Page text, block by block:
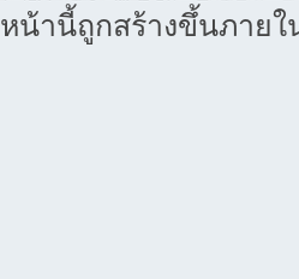
หน้านี้ถูกสร้างขึ้นภายใ